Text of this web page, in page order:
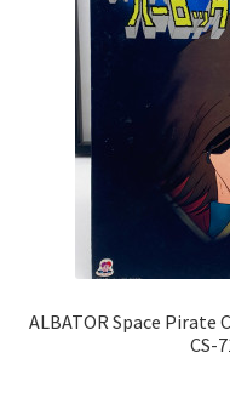
ALBATOR Space Pirate
CS-